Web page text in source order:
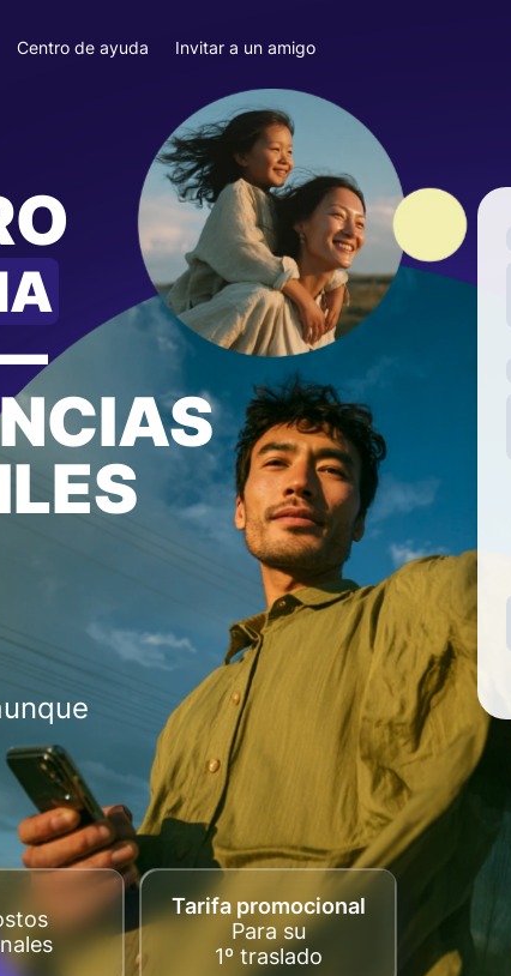
Centro de ayuda Invitar a un amigo
Tarifa promocional
Para su
1º traslado